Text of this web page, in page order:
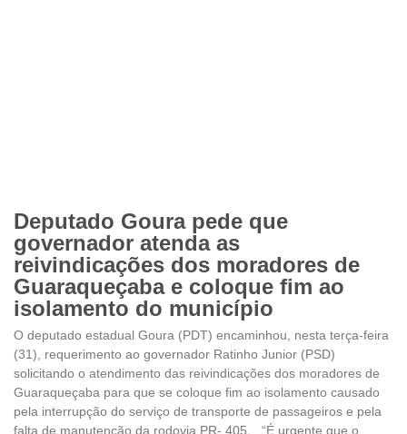
Deputado Goura pede que
governador atenda as
reivindicações dos moradores de
Guaraqueçaba e coloque fim ao
isolamento do município
O deputado estadual Goura (PDT) encaminhou, nesta terça-feira
(31), requerimento ao governador Ratinho Junior (PSD)
solicitando o atendimento das reivindicações dos moradores de
Guaraqueçaba para que se coloque fim ao isolamento causado
pela interrupção do serviço de transporte de passageiros e pela
falta de manutenção da rodovia PR- 405. “É urgente que o